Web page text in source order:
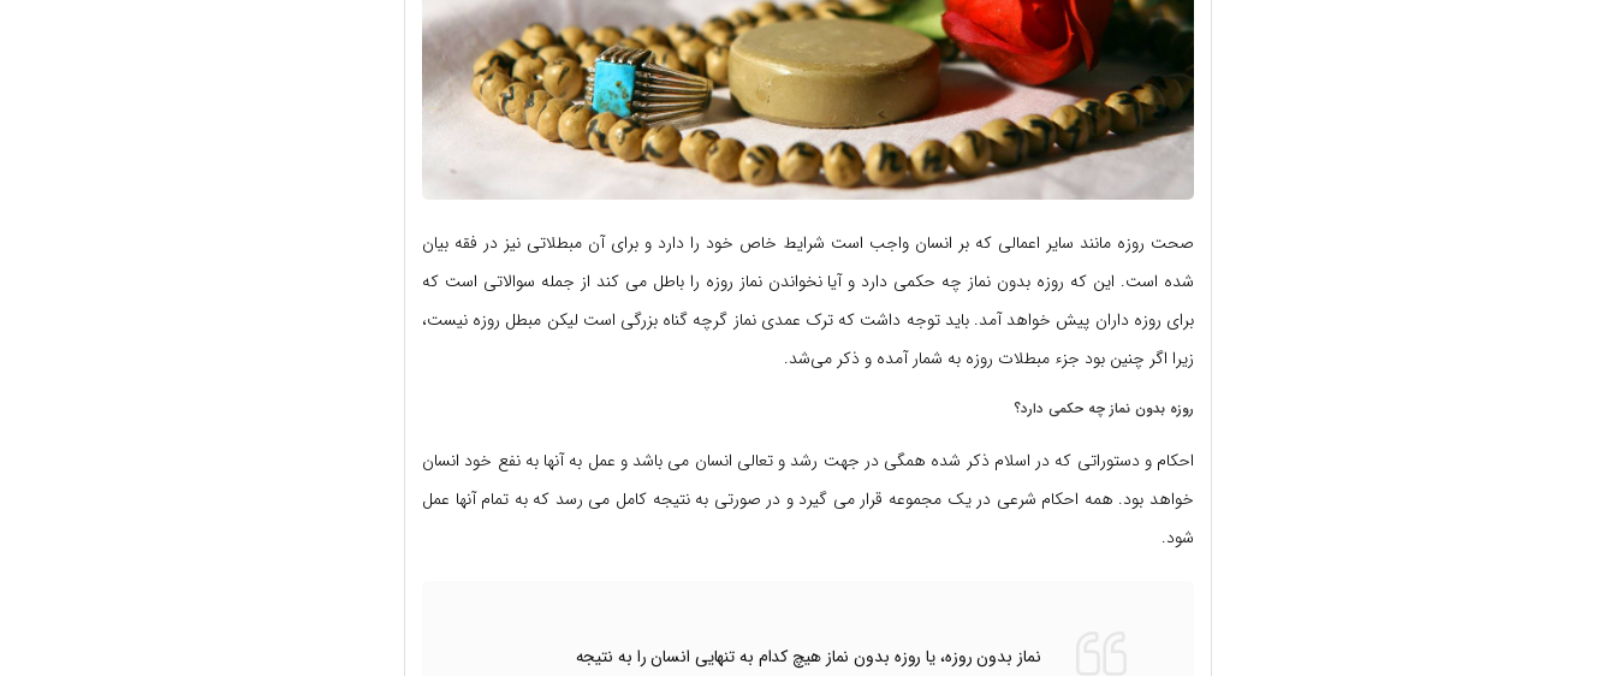
صحت روزه مانند سایر اعمالی که بر انسان واجب است شرایط خاص خود را دارد و برای آن مبطلاتی نیز در فقه بیان
شده است. این که روزه بدون نماز چه حکمی دارد و آیا نخواندن نماز روزه را باطل می کند از جمله سوالاتی است که
برای روزه داران پیش خواهد آمد. باید توجه داشت که ترک عمدی نماز گرچه گناه بزرگی است لیکن مبطل روزه نیست،
زیرا اگر چنین بود جزء مبطلات روزه به شمار آمده و ذکر می‌شد.
روزه بدون نماز چه حکمی دارد؟
احکام و دستوراتی که در اسلام ذکر شده همگی در جهت رشد و تعالی انسان می باشد و عمل به آنها به نفع خود انسان
خواهد بود. همه احکام شرعی در یک مجموعه قرار می گیرد و در صورتی به نتیجه کامل می رسد که به تمام آنها عمل
شود.
نماز بدون روزه، یا روزه بدون نماز هیچ کدام به تنهایی انسان را به نتیجه